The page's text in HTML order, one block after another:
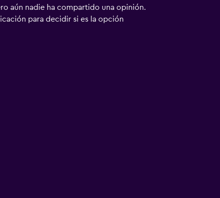
aún nadie ha compartido una opinión.
para decidir si es la opción